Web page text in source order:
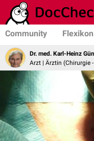
Community Flexikon
Dr. med. Karl-Heinz
Arzt | Ärztin (Chirurgie